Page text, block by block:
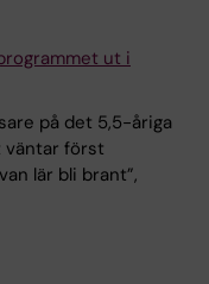
ut i
på det 5,5-åriga
väntar först
lär bli brant”,